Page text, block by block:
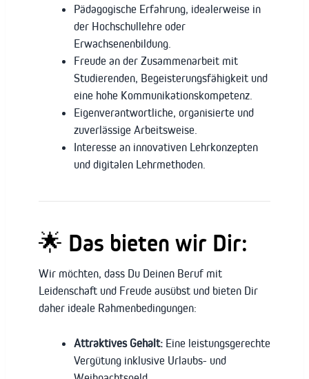
Pädagogische Erfahrung, idealerweise in
der Hochschullehre oder
Erwachsenenbildung.
Freude an der Zusammenarbeit mit
Studierenden, Begeisterungsfähigkeit und
eine hohe Kommunikationskompetenz.
Eigenverantwortliche, organisierte und
zuverlässige Arbeitsweise.
Interesse an innovativen Lehrkonzepten
und digitalen Lehrmethoden.
🌟 Das bieten wir Dir:
Wir möchten, dass Du Deinen Beruf mit
Leidenschaft und Freude ausübst und bieten Dir
daher ideale Rahmenbedingungen:
Attraktives Gehalt: Eine leistungsgerechte
Vergütung inklusive Urlaubs- und